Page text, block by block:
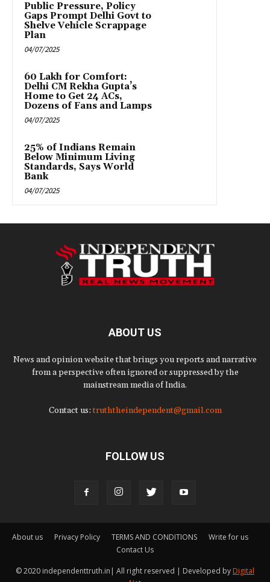
Public Pressure, Policy
Gaps Prompt Delhi Govt to
Shelve Vehicle Scrappage
Plan
04/07/2025
₹60 Lakh for Comfort:
Delhi CM Rekha Gupta’s
Home to Get 24 ACs,
Dozens of Fans and Lamps
04/07/2025
25% of Indians Remain
Below Minimum Living
Standards, Says World
Bank
04/07/2025
ABOUT US
News and opinion website that brings you reports and narrative
from a perspective often ignored or suppressed by the
mainstream media of India.
Contact us:truththeindependent@gmail.com
FOLLOW US
About us Privacy Policy TERMS AND CONDITIONS
Write for us
Contact Us
© 2020 independenttruth.in| All right reserved | Developed by Digital